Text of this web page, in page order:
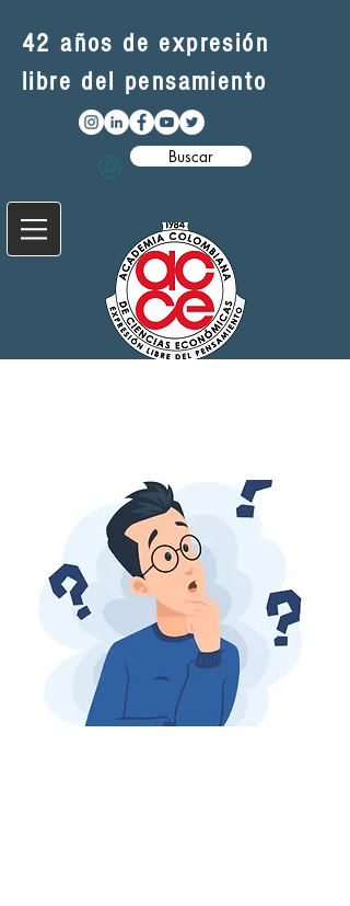
42 años de expresión
libre del pensamiento
Buscar